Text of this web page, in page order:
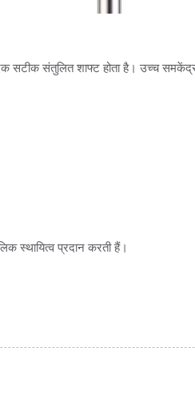
सटीक संतुलित शाफ्ट होता है। उच्च
स्थायित्व प्रदान करती हैं।